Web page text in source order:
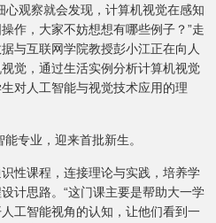
心观察就会发现，计算机视觉在感知
作，大家不妨想想有哪些例子？”走
与互联网学院教授彭小江正在向人
觉，通过生活实例分析计算机视觉
对人工智能与视觉技术应用的理
专业，迎来首批新生。
识性课程，连接理论与实践，培养学
计思路。“这门课主要是帮助大一学
工智能视角的认知，让他们看到一